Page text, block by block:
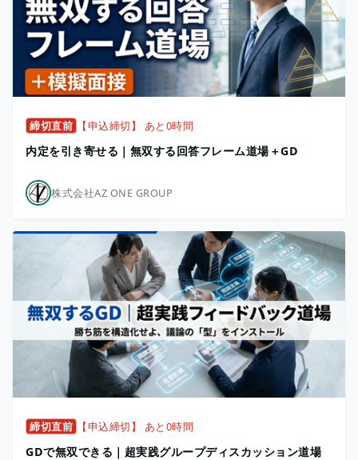
締切直前 【申込締切】 あと0時間
内定を引き寄せる｜無双する回答フレーム道場＋GD
株式会社AZ ONE GROUP
締切直前 【申込締切】 あと0時間
GDで無双できる｜超実践グループディスカッション道場